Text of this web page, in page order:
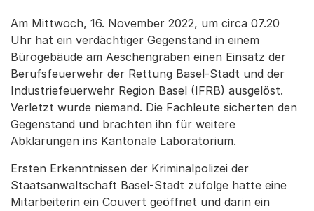
Am Mittwoch, 16. November 2022, um circa 07.20
Uhr hat ein verdächtiger Gegenstand in einem
Bürogebäude am Aeschengraben einen Einsatz der
Berufsfeuerwehr der Rettung Basel-Stadt und der
Industriefeuerwehr Region Basel (IFRB) ausgelöst.
Verletzt wurde niemand. Die Fachleute sicherten den
Gegenstand und brachten ihn für weitere
Abklärungen ins Kantonale Laboratorium.
Ersten Erkenntnissen der Kriminalpolizei der
Staatsanwaltschaft Basel-Stadt zufolge hatte eine
Mitarbeiterin ein Couvert geöffnet und darin ein